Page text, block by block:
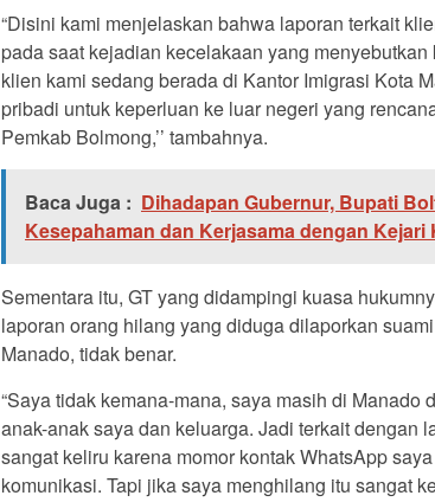
“Disini kami menjelaskan bahwa laporan terkait
pada saat kejadian kecelakaan yang
klien kami sedang berada di Kantor Imigrasi Kota
pribadi untuk keperluan ke luar negeri yang
Pemkab Bolmong,’’ tambahnya.
Baca Juga : Dihadapan Gubernur, Bupati
Kesepahaman dan Kerjasama dengan Kejari
Sementara itu, GT yang didampingi kuasa
laporan orang hilang yang diduga dilaporkan
Manado, tidak benar.
“Saya tidak kemana-mana, saya masih di Manado
anak-anak saya dan keluarga. Jadi terkait dengan
sangat keliru karena momor kontak WhatsApp
komunikasi. Tapi jika saya menghilang itu sangat